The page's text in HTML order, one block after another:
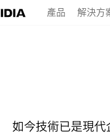
產品 解決方
如今技術已是現